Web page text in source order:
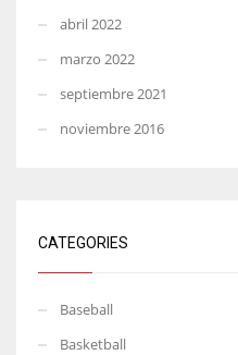
abril 2022
marzo 2022
septiembre 2021
noviembre 2016
CATEGORIES
Baseball
Basketball